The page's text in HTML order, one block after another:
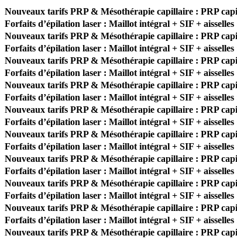
Nouveaux tarifs PRP & Mésothérapie capillaire : PRP
Forfaits d’épilation laser : Maillot intégral + SIF + aisselles
Nouveaux tarifs PRP & Mésothérapie capillaire : PRP
Forfaits d’épilation laser : Maillot intégral + SIF + aisselles
Nouveaux tarifs PRP & Mésothérapie capillaire : PRP
Forfaits d’épilation laser : Maillot intégral + SIF + aisselles
Nouveaux tarifs PRP & Mésothérapie capillaire : PRP
Forfaits d’épilation laser : Maillot intégral + SIF + aisselles
Nouveaux tarifs PRP & Mésothérapie capillaire : PRP
Forfaits d’épilation laser : Maillot intégral + SIF + aisselles
Nouveaux tarifs PRP & Mésothérapie capillaire : PRP
Forfaits d’épilation laser : Maillot intégral + SIF + aisselles
Nouveaux tarifs PRP & Mésothérapie capillaire : PRP
Forfaits d’épilation laser : Maillot intégral + SIF + aisselles
Nouveaux tarifs PRP & Mésothérapie capillaire : PRP
Forfaits d’épilation laser : Maillot intégral + SIF + aisselles
Nouveaux tarifs PRP & Mésothérapie capillaire : PRP
Forfaits d’épilation laser : Maillot intégral + SIF + aisselles
Nouveaux tarifs PRP & Mésothérapie capillaire : PRP